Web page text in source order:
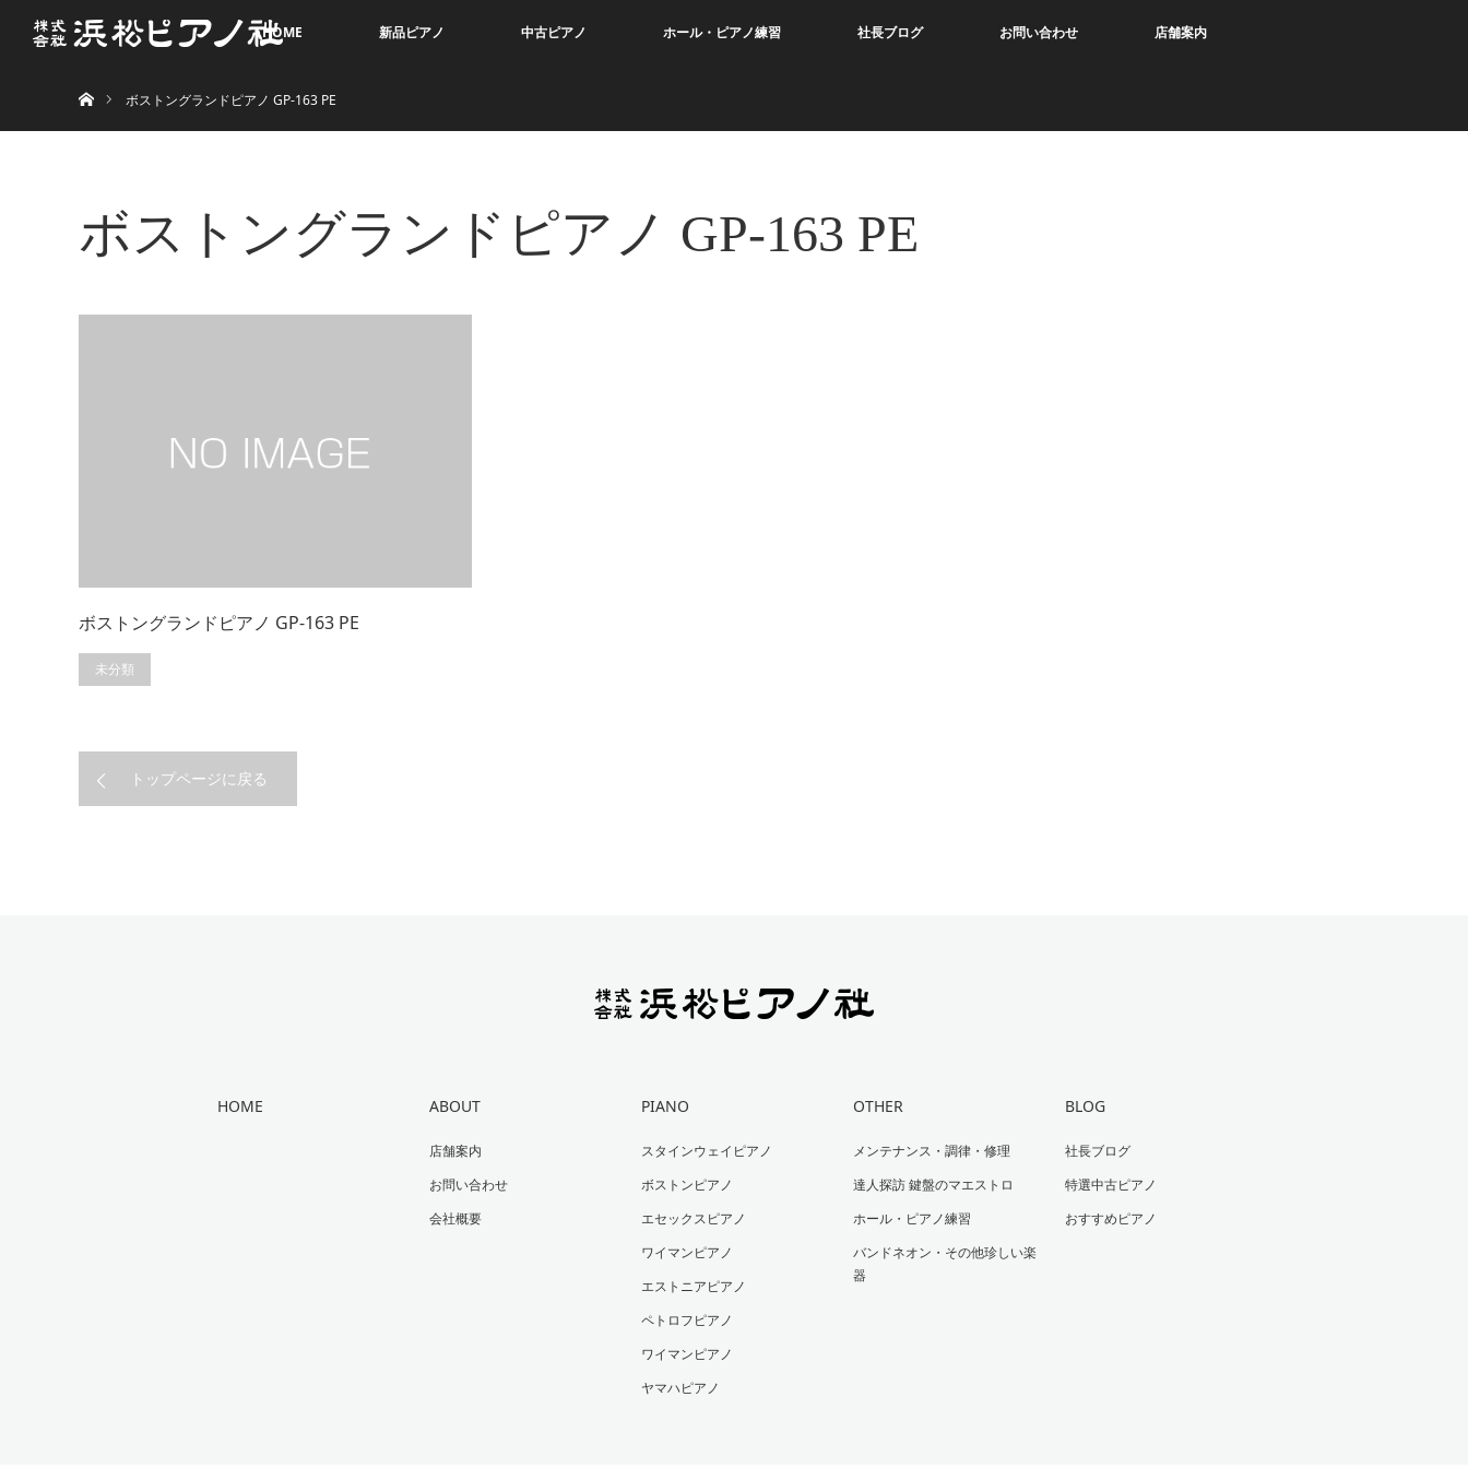
HOME 新品ピアノ 中古ピアノ ホール・ピアノ練習 社長ブログ お問い合わせ 店舗案内
ボストングランドピアノ GP-163 PE
ボストングランドピアノ GP-163 PE
ボストングランドピアノ GP-163 PE
未分類
トップページに戻る
HOME ABOUT
店舗案内
お問い合わせ
会社概要
PIANO
スタインウェイピアノ
ボストンピアノ
エセックスピアノ
ワイマンピアノ
エストニアピアノ
ペトロフピアノ
ワイマンピアノ
ヤマハピアノ
OTHER
メンテナンス・調律・修理
達人探訪 鍵盤のマエストロ
ホール・ピアノ練習
バンドネオン・その他珍しい楽
器
BLOG
社長ブログ
特選中古ピアノ
おすすめピアノ